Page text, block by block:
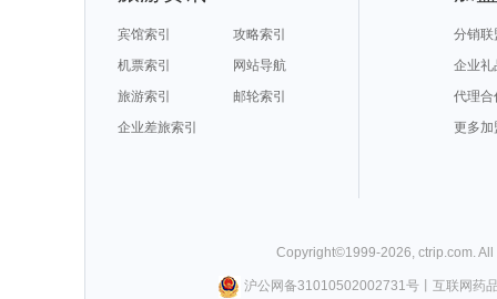
宾馆索引
攻略索引
机票索引
网站导航
旅游索引
邮轮索引
企业差旅索引
分销联
企业礼
代理合
更多加
Copyright©1999-2026, ctrip.com.
沪公网备31010502002731号丨 互联网药